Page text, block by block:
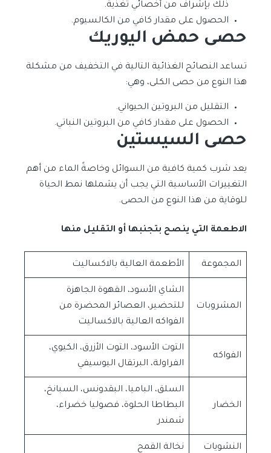
ذلك بإشراف من أخصائي تغذية.
الحصول على مقدار كافي من الكالسيوم.
حصى حمض اليوريك
تساعد النصائح الغذائية التالية في التخفيف من مشكلة
هذا النوع من حصى الكلى، وهي:
التقليل من البروتين الحيواني.
الحصول على مقدار كافي من البروتين النباتي.
حصى السيستين
يعد شرب كمية كافية من السوائل وخاصةً الماء من أهم
التغييرات الأساسية التي يجب أن يشملها نمط الحياة
للوقاية من هذا النوع من الحصى.
الاطعمة التي ينصح بتجنبها أو التقليل منها
المجموعة الأطعمة العالية بالاكساليت
المشروبات
الشاي الأسود، القهوة الجاهزة
للتحضير، العصائر المحضرة من
الفواكه العالية بالاكساليت
الفواكه
التوت الأسود، التوت الأزرق، الكيوي،
الفراولة، البرتقال اليوسيفي
الخضار
السلق، الباميا، البقدونس، السبانخ،
البطاطا الحلوة، فصوليا خضراء،
شمندر
النشويات نخالة القمح